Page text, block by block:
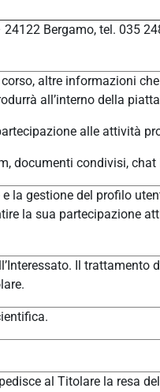
Bergamo, tel. 035
altre informazioni
all’interno della
alle attività
documenti condivisi, chat
la gestione del profilo
la sua partecipazione
Il trattamento
al Titolare la resa